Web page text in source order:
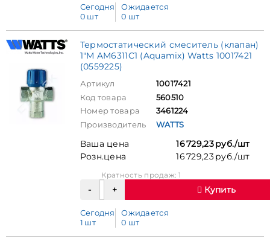
Сегодня
0 шт
Ожидается
0 шт
Термостатический смеситель (клапан)
1"М AM6311C1 (Aquamix) Watts 10017421
(0559225)
Артикул
10017421
Код товара
560510
Номер товара
3461224
Производитель
WATTS
Ваша цена
16 729,23 руб./шт
Розн.цена
16 729,23 руб./шт
Кратность продаж: 1
Купить
Сегодня
1 шт
Ожидается
0 шт